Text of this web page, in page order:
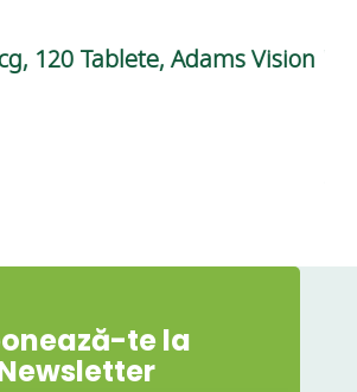
120 Tablete, Adams Vision
te la